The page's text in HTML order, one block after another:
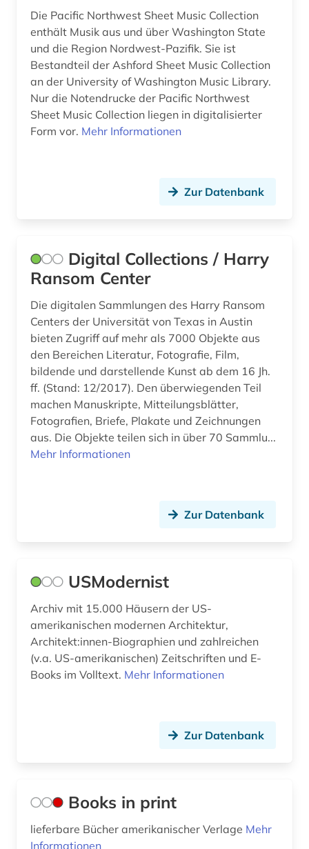
geschichte 1907-1927 (1)
geschichte 1914-1918 (1)
geschichte 1931-2000 (1)
geschichte 1945 - 1959 (1)
geschichte 1945-1991 (1)
geschichte 1945-2009 (1)
geschichte <1639-1800> (1)
geschichte anfänge-2000 (1)
geschlechterforschung (2)
geschlechtergeschichte (1)
gesundheitswesen (1)
gewerkschaft (1)
großbritanien (1)
großbritannien (15)
Die Pacific Northwest Sheet Music Collection
enthält Musik aus und über Washington State
und die Region Nordwest-Pazifik. Sie ist
Bestandteil der Ashford Sheet Music Collection
an der University of Washington Music Library.
Nur die Notendrucke der Pacific Northwest
Sheet Music Collection liegen in digitalisierter
Form vor. Mehr Informationen
Zur Datenbank
Digital Collections / Harry
Ransom Center
Die digitalen Sammlungen des Harry Ransom
Centers der Universität von Texas in Austin
bieten Zugriff auf mehr als 7000 Objekte aus
den Bereichen Literatur, Fotografie, Film,
bildende und darstellende Kunst ab dem 16 Jh.
ff. (Stand: 12/2017). Den überwiegenden Teil
machen Manuskripte, Mitteilungsblätter,
Fotografien, Briefe, Plakate und Zeichnungen
aus. Die Objekte teilen sich in über 70 Sammlu...
Mehr Informationen
Zur Datenbank
USModernist
Archiv mit 15.000 Häusern der US-
amerikanischen modernen Architektur,
Architekt:innen-Biographien und zahlreichen
(v.a. US-amerikanischen) Zeitschriften und E-
Books im Volltext. Mehr Informationen
Zur Datenbank
Books in print
lieferbare Bücher amerikanischer Verlage Mehr
Informationen